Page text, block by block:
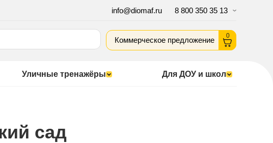
info@diomaf.ru 8 800 350 35 13
Коммерческое предложение
0
Уличные тренажёры Для ДОУ и школ
сад